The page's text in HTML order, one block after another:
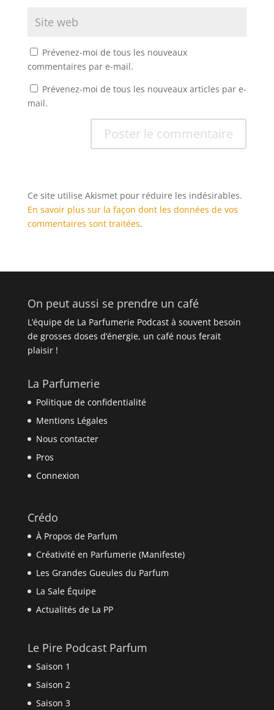
Prévenez-moi de tous les nouveaux
commentaires par e-mail.
Prévenez-moi de tous les nouveaux articles par e-
mail.
Ce site utilise Akismet pour réduire les indésirables.
En savoir plus sur la façon dont les données de vos
commentaires sont traitées.
On peut aussi se prendre un café
L’équipe de La Parfumerie Podcast à souvent besoin
de grosses doses d’énergie, un café nous ferait
plaisir !
La Parfumerie
Politique de confidentialité
Mentions Légales
Nous contacter
Pros
Connexion
Crédo
À Propos de Parfum
Créativité en Parfumerie (Manifeste)
Les Grandes Gueules du Parfum
La Sale Équipe
Actualités de La PP
Le Pire Podcast Parfum
Saison 1
Saison 2
Saison 3